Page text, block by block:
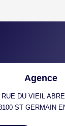
Agence
RUE DU VIEIL
ST GERMAIN